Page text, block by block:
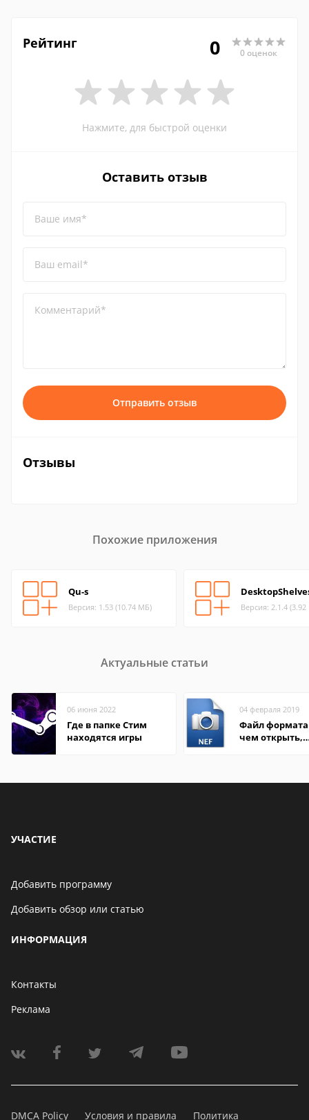
Рейтинг 0 0 оценок
Нажмите, для быстрой оценки
Оставить отзыв
Ваше имя*
Ваш email*
Комментарий*
Отправить отзыв
Отзывы
Похожие приложения
Qu-s
Версия: 1.53 (10.74 МБ) Версия: 2.1.4
Актуальные статьи
06 июня 2022
Где в папке Стим
находятся игры
04 февраля 2019
Файл формата
чем открыть,
УЧАСТИЕ
Добавить программу
Добавить обзор или статью
ИНФОРМАЦИЯ
Контакты
Реклама
DMCA Policy Условия и правила Политика